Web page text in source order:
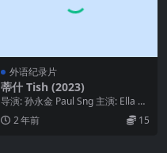
外语纪录片
蒂什 Tish (2023)
导演: 孙永金 Paul Sng 主演: Ella M
urtha 类型: 纪录片...
2 年前 15